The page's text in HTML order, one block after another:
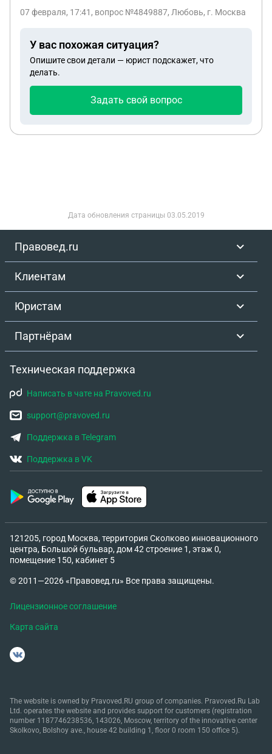
него, в интернете пишут, видео, фото, переписка, у
чтобы он мне глаза не мозолил, есть медицинские
документы которые он проходил вместе со мной
по беременности, но думаю это не
какие способы, спасибо
07 февраля, 17:41 , вопрос №4849887, Любовь, г. Москва
У вас похожая ситуация?
Опишите свои детали — юрист подскажет, что
делать.
Задать свой вопрос
Дата обновления страницы 03.05.2019
Правовед.ru
Клиентам
Юристам
Партнёрам
Техническая поддержка
Написать в чате на Pravoved.ru
support@pravoved.ru
Поддержка в Telegram
Поддержка в VK
121205, город Москва, территория Сколково инновационного
центра, Большой бульвар, дом 42 строение 1, этаж 0,
помещение 150, кабинет 5
© 2011—2026 «Правовед.ru» Все права защищены.
Лицензионное соглашение
Карта сайта
The website is owned by Pravoved.RU group of companies. Pravoved.Ru Lab
Ltd. operates the website and provides support for customers (registration
number 1187746238536, 143026, Moscow, territory of the innovative center
Skolkovo, Bolshoy ave., house 42 building 1, floor 0 room 150 office 5).